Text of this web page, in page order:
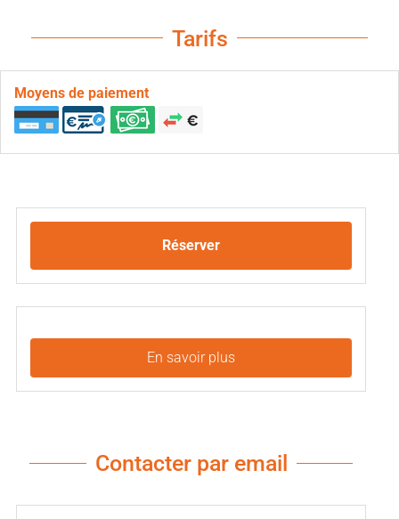
Tarifs
Moyens de paiement
Réserver
En savoir plus
Contacter par email